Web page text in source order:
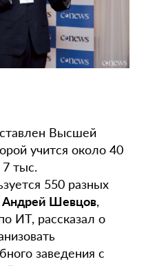
Высшей
учится около 40
7 тыс.
550 разных
Андрей Шевцов,
ИТ, рассказал о
заведения с